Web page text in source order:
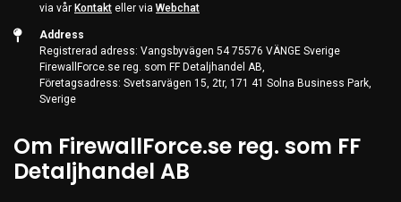
PC Systems
Supplies
Accessories
Games & Leisure
AV & Multimedia
Photo & Video
via vår Kontakt eller via Webchat
Address
Registrerad adress: Vangsbyvägen 54 75576 VÄNGE Sverige
FirewallForce.se reg. som FF Detaljhandel AB,
Företagsadress: Svetsarvägen 15, 2tr, 171 41 Solna Business Park,
Sverige
Om FirewallForce.se reg. som FF
Detaljhandel AB